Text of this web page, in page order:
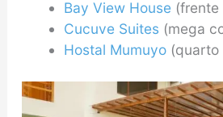
Bay View House(frente
Cucuve Suites (mega
Hostal Mumuyo(quarto